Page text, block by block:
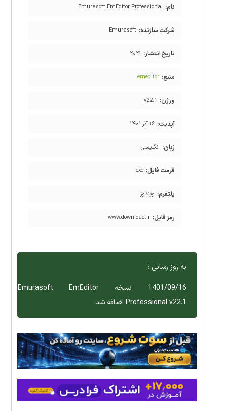
نام: Emurasoft EmEditor Professional
شرکت سازنده: Emurasoft
تاریخ انتشار: ۲۰۲۱
منبع: emeditor
ورژن: v22.1
آپدیت: ۱۶ آذر ۱۴۰۱
زبان: انگلیسی
فرمت فایل: exe
پلتفرم: ویندوز
رمز فایل: www.download.ir
به روز رسانی :
1401/09/16 نسخه Emurasoft EmEditor
Professional v22.1 اضافه شد.